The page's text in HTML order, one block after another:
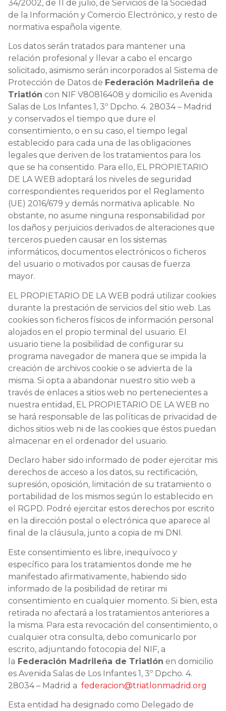
34/2002, de 11 de julio, de Servicios de la Sociedad
de la Información y Comercio Electrónico, y resto de
normativa española vigente.
Los datos serán tratados para mantener una
relación profesional y llevar a cabo el encargo
solicitado, asimismo serán incorporados al Sistema de
Protección de Datos de Federación Madrileña de
Triatlón con NIF V80816408 y domicilio es Avenida
Salas de Los Infantes 1, 3º Dpcho. 4. 28034 – Madrid
y conservados el tiempo que dure el
consentimiento, o en su caso, el tiempo legal
establecido para cada una de las obligaciones
legales que deriven de los tratamientos para los
que se ha consentido. Para ello, EL PROPIETARIO
DE LA WEB adoptará los niveles de seguridad
correspondientes requeridos por el Reglamento
(UE) 2016/679 y demás normativa aplicable. No
obstante, no asume ninguna responsabilidad por
los daños y perjuicios derivados de alteraciones que
terceros pueden causar en los sistemas
informáticos, documentos electrónicos o ficheros
del usuario o motivados por causas de fuerza
mayor.
EL PROPIETARIO DE LA WEB podrá utilizar cookies
durante la prestación de servicios del sitio web. Las
cookies son ficheros físicos de información personal
alojados en el propio terminal del usuario. El
usuario tiene la posibilidad de configurar su
programa navegador de manera que se impida la
creación de archivos cookie o se advierta de la
misma. Si opta a abandonar nuestro sitio web a
través de enlaces a sitios web no pertenecientes a
nuestra entidad, EL PROPIETARIO DE LA WEB no
se hará responsable de las políticas de privacidad de
dichos sitios web ni de las cookies que éstos puedan
almacenar en el ordenador del usuario.
Declaro haber sido informado de poder ejercitar mis
derechos de acceso a los datos, su rectificación,
supresión, oposición, limitación de su tratamiento o
portabilidad de los mismos según lo establecido en
el RGPD. Podré ejercitar estos derechos por escrito
en la dirección postal o electrónica que aparece al
final de la cláusula, junto a copia de mi DNI.
Este consentimiento es libre, inequívoco y
específico para los tratamientos donde me he
manifestado afirmativamente, habiendo sido
informado de la posibilidad de retirar mi
consentimiento en cualquier momento. Si bien, esta
retirada no afectará a los tratamientos anteriores a
la misma. Para esta revocación del consentimiento, o
cualquier otra consulta, debo comunicarlo por
escrito, adjuntando fotocopia del NIF, a
la Federación Madrileña de Triatlón en domicilio
es Avenida Salas de Los Infantes 1, 3º Dpcho. 4.
28034 – Madrid a federacion@triatlonmadrid.org
Esta entidad ha designado como Delegado de